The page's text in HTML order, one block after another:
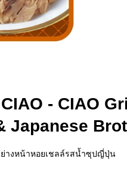
- CIAO
างหน้าหอยเชลล์รสน้ำซุปญี่ปุ่น